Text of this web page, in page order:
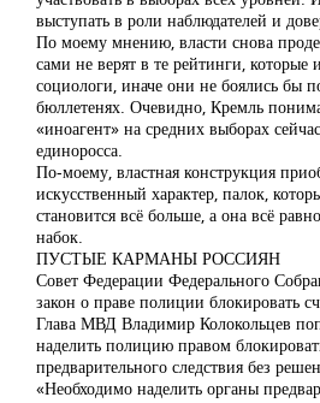
выступать в роли наблюдателей и
По моему мнению, власти снова
сами не верят в те рейтинги,
социологи, иначе они не боялись бы
бюллетенях. Очевидно, Кремль
«иноагент» на средних выборах
единоросса.
По-моему, властная конструкция
искусственный характер, палок,
становится всё больше, а она всё
набок.
ПУСТЫЕ КАРМАНЫ РОССИЯН
Совет Федерации Федерального
закон о праве полиции блокировать
Глава МВД Владимир Колокольцев
наделить полицию правом
предварительного следствия без
«Необходимо наделить органы